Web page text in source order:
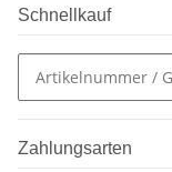
Schnellkauf
Zahlungsarten